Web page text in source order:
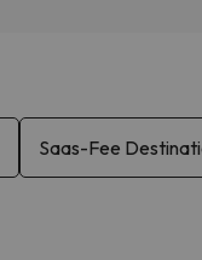
Saas-Fee